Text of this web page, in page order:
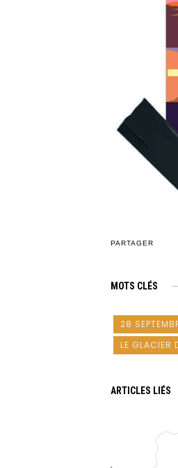
PARTAGER
MOTS CLÉS
28
LE GLACIER
ARTICLES LIÉS